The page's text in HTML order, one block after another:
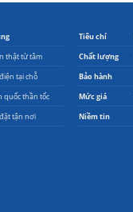
thật từ tâm
tại chỗ
quốc thần tốc
tận nơi
Tiêu chí
Chất lượng
Bảo hành
Mức giá
Niềm tin